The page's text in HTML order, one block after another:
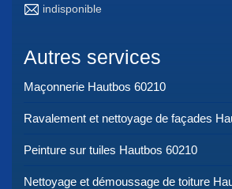
indisponible
Autres services
Maçonnerie Hautbos 60210
Ravalement et nettoyage de façades
Peinture sur tuiles Hautbos 60210
Nettoyage et démoussage de toiture